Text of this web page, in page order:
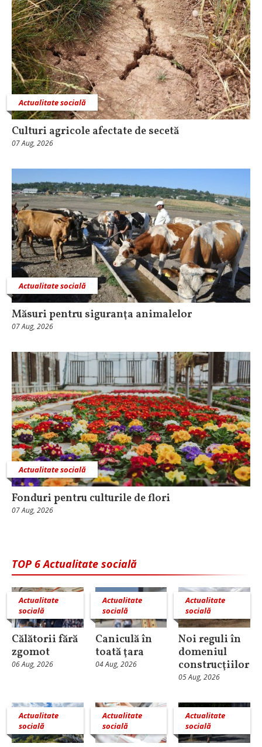
Actualitate socială
Culturi agricole afectate de secetă
07 Aug, 2026
Actualitate socială
Măsuri pentru siguranţa animalelor
07 Aug, 2026
Actualitate socială
Fonduri pentru culturile de flori
07 Aug, 2026
TOP 6 Actualitate socială
Actualitate
socială
Călătorii fără
zgomot
06 Aug, 2026
Actualitate
socială
Caniculă în
toată ţara
04 Aug, 2026
Actualitate
socială
Noi reguli în
domeniul
construcţiilor
05 Aug, 2026
Actualitate
socială
Actualitate
socială
Actualitate
socială